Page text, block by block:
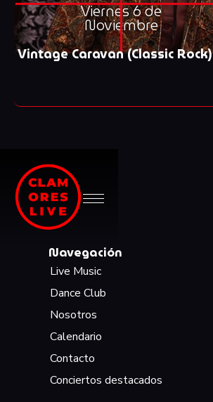
Viernes 6 de
Noviembre
Vintage Caravan (Classic Rock)
Navegación
Live Music
Dance Club
Nosotros
Calendario
Contacto
Conciertos destacados